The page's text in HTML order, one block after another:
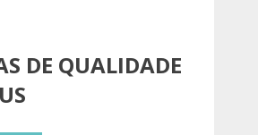
DE QUALIDADE